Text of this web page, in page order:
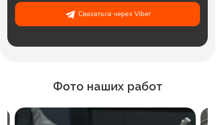
Связаться через Viber
Фото наших работ